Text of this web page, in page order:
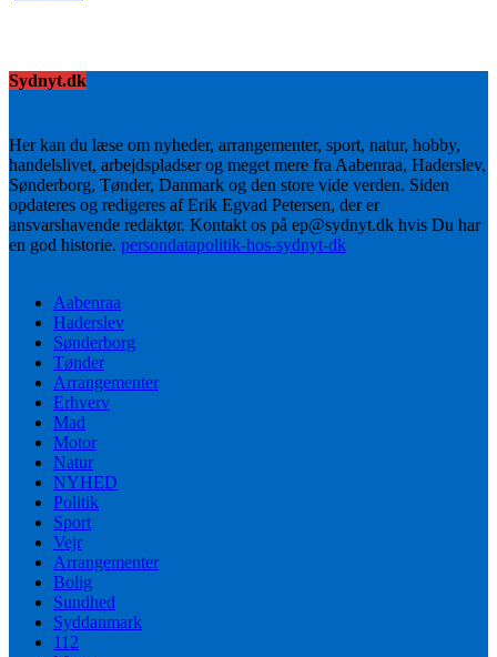
Sydnyt.dk
Her kan du læse om nyheder, arrangementer, sport, natur, hobby,
handelslivet, arbejdspladser og meget mere fra Aabenraa, Haderslev,
Sønderborg, Tønder, Danmark og den store vide verden. Siden
opdateres og redigeres af Erik Egvad Petersen, der er
ansvarshavende redaktør. Kontakt os på ep@sydnyt.dk hvis Du har
en god historie. persondatapolitik-hos-sydnyt-dk
Aabenraa
Haderslev
Sønderborg
Tønder
Arrangementer
Erhverv
Mad
Motor
Natur
NYHED
Politik
Sport
Vejr
Arrangementer
Bolig
Sundhed
Syddanmark
112